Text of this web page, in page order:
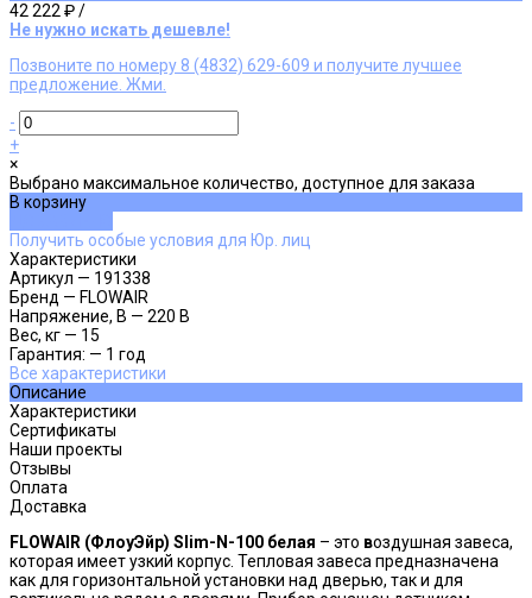
42 222 ₽/
Не нужно искать дешевле!
Позвоните по номеру 8 (4832) 629-609 и получите лучшее
предложение. Жми.
-
+
×
Выбрано максимальное количество, доступное для заказа
В корзину
Получить особые условия для Юр. лиц
Характеристики
Артикул — 191338
Бренд — FLOWAIR
Напряжение, В — 220 В
Вес, кг — 15
Гарантия: — 1 год
Все характеристики
Описание
Характеристики
Сертификаты
Наши проекты
Отзывы
Оплата
Доставка
FLOWAIR (ФлоуЭйр) Slim-N-100 белая – это воздушная завеса,
которая имеет узкий корпус. Тепловая завеса предназначена
как для горизонтальной установки над дверью, так и для